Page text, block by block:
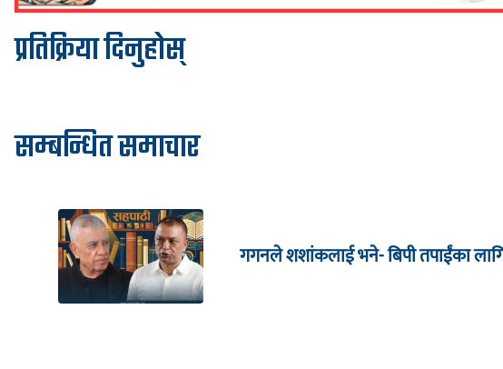
प्रतिक्रिया दिनुहोस्
सम्बन्धित समाचार
गगनले शशांकलाई भने- बिपी तपाईंका लागि